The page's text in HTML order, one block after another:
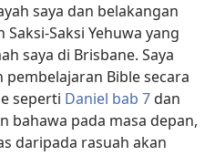
saya dan belakangan
Saksi Yehuwa yang
saya di Brisbane. Saya
Bible secara
seperti Daniel bab 7dan
bahawa pada masa depan,
daripada rasuah akan